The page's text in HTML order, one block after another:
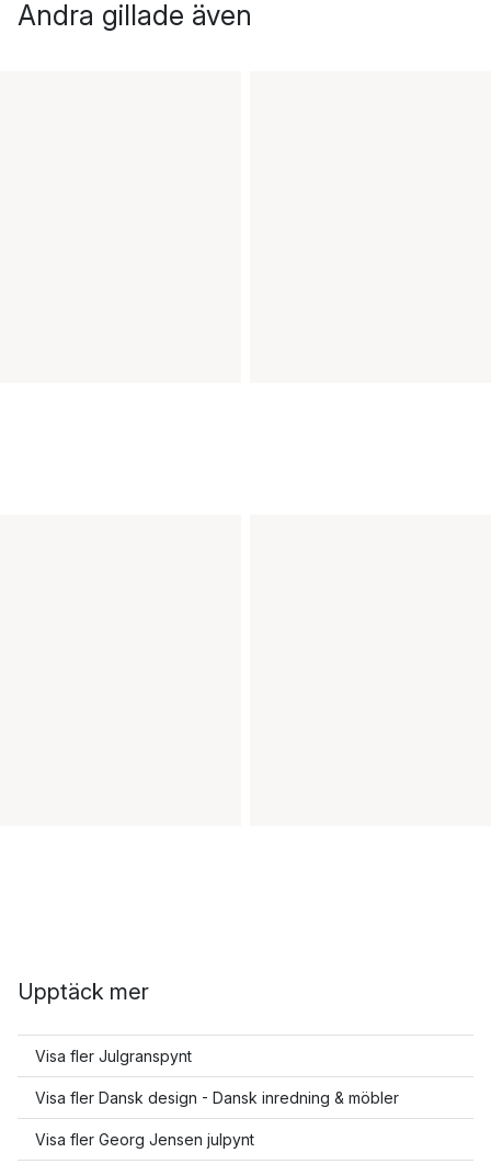
Andra gillade även
Upptäck mer
Visa fler Julgranspynt
Visa fler Dansk design - Dansk inredning & möbler
Visa fler Georg Jensen julpynt